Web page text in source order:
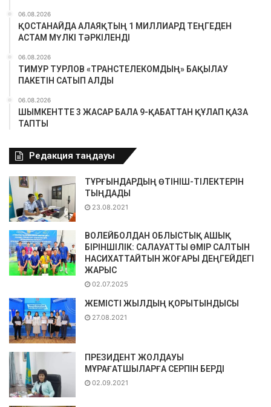
06.08.2026
ҚОСТАНАЙДА АЛАЯҚТЫҢ 1 МИЛЛИАРД ТЕҢГЕДЕН
АСТАМ МҮЛКІ ТӘРКІЛЕНДІ
06.08.2026
ТИМУР ТУРЛОВ «ТРАНСТЕЛЕКОМДЫҢ» БАҚЫЛАУ
ПАКЕТІН САТЫП АЛДЫ
06.08.2026
ШЫМКЕНТТЕ 3 ЖАСАР БАЛА 9-ҚАБАТТАН ҚҰЛАП ҚАЗА
ТАПТЫ
Редакция таңдауы
ТҰРҒЫНДАРДЫҢ ӨТІНІШ-ТІЛЕКТЕРІН
ТЫҢДАДЫ
23.08.2021
ВОЛЕЙБОЛДАН ОБЛЫСТЫҚ АШЫҚ
БІРІНШІЛІК: САЛАУАТТЫ ӨМІР САЛТЫН
НАСИХАТТАЙТЫН ЖОҒАРЫ ДЕҢГЕЙДЕГІ
ЖАРЫС
02.07.2025
ЖЕМІСТІ ЖЫЛДЫҢ ҚОРЫТЫНДЫСЫ
27.08.2021
ПРЕЗИДЕНТ ЖОЛДАУЫ
МҰРАҒАТШЫЛАРҒА СЕРПІН БЕРДІ
02.09.2021